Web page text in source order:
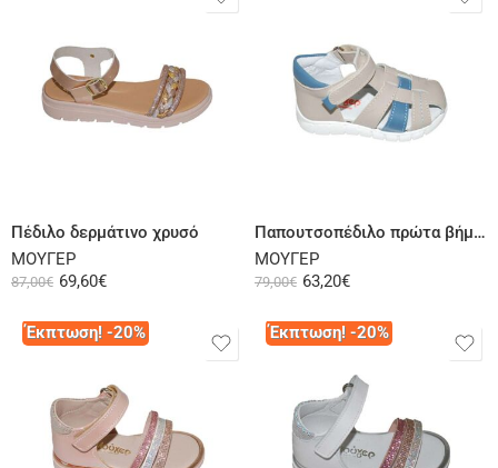
Πέδιλο δερμάτινο χρυσό
ΜΟΥΓΕΡ
87,00€ 69,60€
Παπουτσοπέδιλο πρώτα βήματα δερμάτινο μπεζ μπλε
ΜΟΥΓΕΡ
79,00€ 63,20€
Έκπτωση! -20% Έκπτωση! -20%